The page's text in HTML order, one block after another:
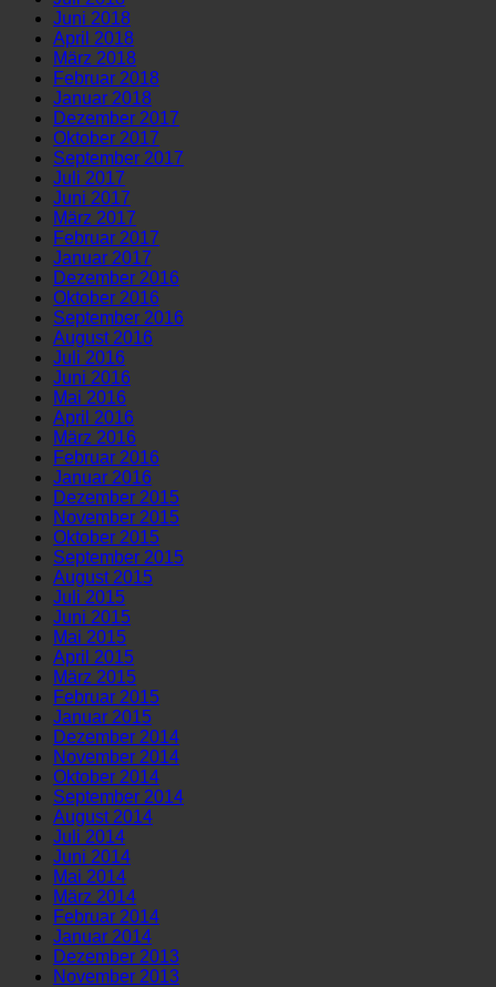
Juni 2018
April 2018
März 2018
Februar 2018
Januar 2018
Dezember 2017
Oktober 2017
September 2017
Juli 2017
Juni 2017
März 2017
Februar 2017
Januar 2017
Dezember 2016
Oktober 2016
September 2016
August 2016
Juli 2016
Juni 2016
Mai 2016
April 2016
März 2016
Februar 2016
Januar 2016
Dezember 2015
November 2015
Oktober 2015
September 2015
August 2015
Juli 2015
Juni 2015
Mai 2015
April 2015
März 2015
Februar 2015
Januar 2015
Dezember 2014
November 2014
Oktober 2014
September 2014
August 2014
Juli 2014
Juni 2014
Mai 2014
März 2014
Februar 2014
Januar 2014
Dezember 2013
November 2013